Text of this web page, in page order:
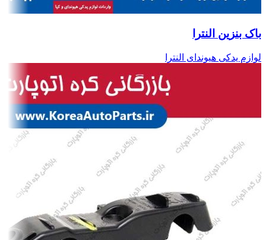
باک بنزین النترا
لوازم یدکی هیوندای النترا